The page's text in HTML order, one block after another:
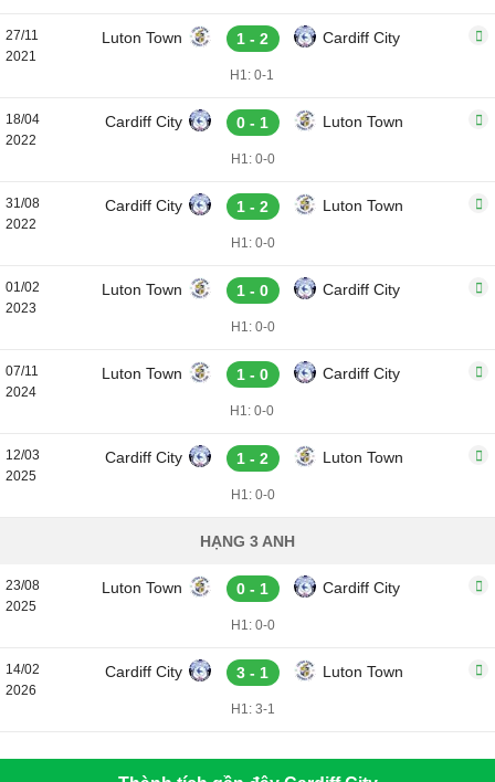
27/11
2021
Luton Town 1 - 2 Cardiff City
H1: 0-1
18/04
2022
Cardiff City 0 - 1 Luton Town
H1: 0-0
31/08
2022
Cardiff City 1 - 2 Luton Town
H1: 0-0
01/02
2023
Luton Town 1 - 0 Cardiff City
H1: 0-0
07/11
2024
Luton Town 1 - 0 Cardiff City
H1: 0-0
12/03
2025
Cardiff City 1 - 2 Luton Town
H1: 0-0
HẠNG 3 ANH
23/08
2025
Luton Town 0 - 1 Cardiff City
H1: 0-0
14/02
2026
Cardiff City 3 - 1 Luton Town
H1: 3-1